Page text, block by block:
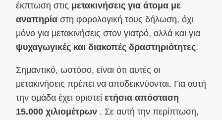
έκπτωση στις μετακινήσεις για άτομα με
αναπηρία στη φορολογική τους δήλωση, όχι
μόνο για μετακινήσεις στον γιατρό, αλλά και για
ψυχαγωγικές και διακοπές δραστηριότητες.
Σημαντικό, ωστόσο, είναι ότι αυτές οι
μετακινήσεις πρέπει να αποδεικνύονται. Για αυτή
την ομάδα έχει οριστεί ετήσια απόσταση
15.000 χιλιομέτρων . Σε αυτή την περίπτωση,